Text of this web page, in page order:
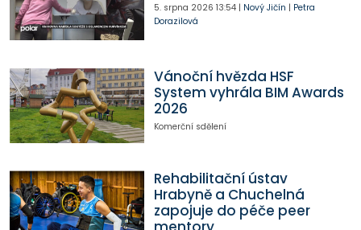
5. srpna 2026 13:54| Nový Jičín | Petra
Dorazilová
Vánoční hvězda HSF
System vyhrála BIM Awards
2026
Komerční sdělení
Rehabilitační ústav
Hrabyně a Chuchelná
zapojuje do péče peer